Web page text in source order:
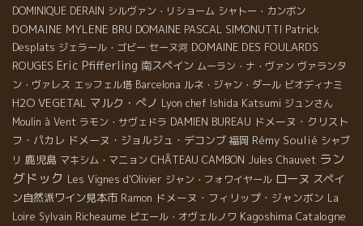
DOMINIQUE DERAIN シルヴァン・リショーム シャトー・カンボン
DOMAINE MYLENE BRU DOMAINE PASCAL SIMONUTTI Patrick
Desplats ジェラール・ゴビー セーヌ河 DOMAINE DES FOULARDS
ROUGES Eric Pfifferling 南スペイン ムーラン・ナ・ヴァン ヴァランタ
ン・ヴァレス エッフェル塔 Barcelona ルネ・ジャン・ダール ビオディナミ
H2O VEGETAL マルク・ぺノ Lyon chef Ishida Katsumi ジュンさん
Moulin à Vent ラモン・サヴェドラ DAMIEN BUREAU ドメーヌ・クリスト
フ・パカレ ドメーヌ・ジョルジュ・デコンブ 福岡 Rémy Soulié シャブ
リ 鹿児島 マキシム・マニョン CHÂTEAU CAMBON Jules Chauvet ラン
グドック Les Vignes d'Olivier ジャン・フォワイヤール ローヌ スペイ
ン自然派ワイン見本市 Ramon ドメーヌ・フィリップ・ジャンボン La
Loire Sylvain Richeaume ピエール・オヴェルノワ Kagoshima Catalogne